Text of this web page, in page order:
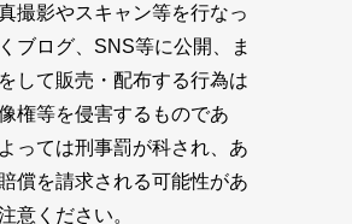
撮影やスキャン等を行なっ
ブログ、SNS等に公開、ま
して販売・配布する行為は
権等を侵害するものであ
っては刑事罰が科され、あ
償を請求される可能性があ
意ください。